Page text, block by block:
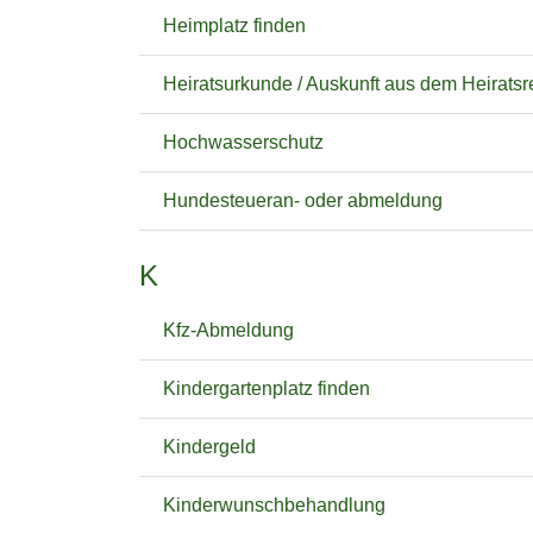
Heimplatz finden
Heiratsurkunde / Auskunft aus dem
Hochwasserschutz
Hundesteueran- oder abmeldung
K
Kfz-Abmeldung
Kindergartenplatz finden
Kindergeld
Kinderwunschbehandlung